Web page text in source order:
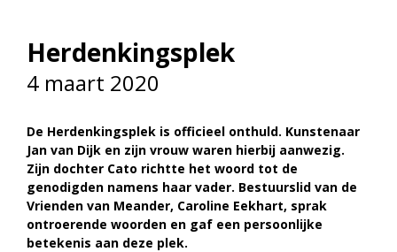
033 - 850 2014
Herdenkingsplek
4 maart 2020
De Herdenkingsplek is officieel onthuld. Kunstenaar
Jan van Dijk en zijn vrouw waren hierbij aanwezig.
Zijn dochter Cato richtte het woord tot de
genodigden namens haar vader. Bestuurslid van de
Vrienden van Meander, Caroline Eekhart, sprak
ontroerende woorden en gaf een persoonlijke
betekenis aan deze plek.